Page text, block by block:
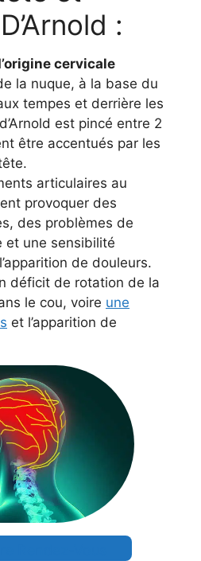
:
cervicale
la nuque, à la base du
tempes et derrière les
est pincé entre 2
être accentués par les
articulaires au
provoquer des
des problèmes de
et une sensibilité
de douleurs.
déficit de rotation de la
le cou, voire une
et l’apparition de
Rendez-Vous